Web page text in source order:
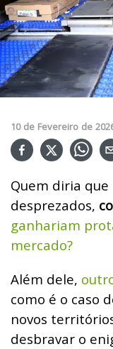
10 de Fevereiro de
Quem diria
desprezados,
ganhariam
mercado?
Além dele,
como é o caso
novos
desbravar o